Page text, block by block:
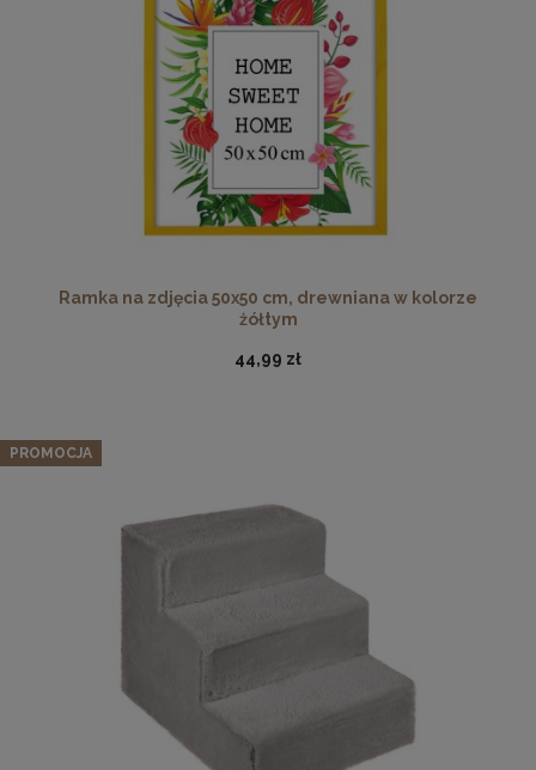
Nowoczesna otwierana pufa 45x160 w kolorze grafitowym
519,99 zł
DO KOSZYKA
Ramka na zdjęcia A4 21 x 29,7 cm czerwona, z naturalnego
Ramka na zdjęcia 50x50 cm, drewniana w kolorze
żółtym
44,99 zł
PROMOCJA